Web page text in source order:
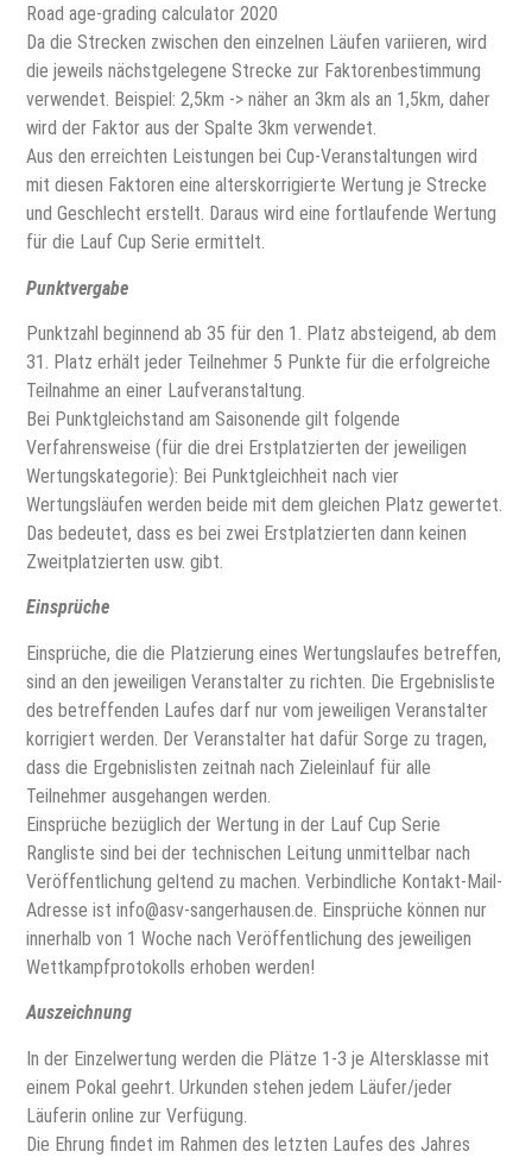
Road age-grading calculator 2020
Da die Strecken zwischen den einzelnen Läufen variieren, wird
die jeweils nächstgelegene Strecke zur Faktorenbestimmung
verwendet. Beispiel: 2,5km -> näher an 3km als an 1,5km, daher
wird der Faktor aus der Spalte 3km verwendet.
Aus den erreichten Leistungen bei Cup-Veranstaltungen wird
mit diesen Faktoren eine alterskorrigierte Wertung je Strecke
und Geschlecht erstellt. Daraus wird eine fortlaufende Wertung
für die Lauf Cup Serie ermittelt.
Punktvergabe
Punktzahl beginnend ab 35 für den 1. Platz absteigend, ab dem
31. Platz erhält jeder Teilnehmer 5 Punkte für die erfolgreiche
Teilnahme an einer Laufveranstaltung.
Bei Punktgleichstand am Saisonende gilt folgende
Verfahrensweise (für die drei Erstplatzierten der jeweiligen
Wertungskategorie): Bei Punktgleichheit nach vier
Wertungsläufen werden beide mit dem gleichen Platz gewertet.
Das bedeutet, dass es bei zwei Erstplatzierten dann keinen
Zweitplatzierten usw. gibt.
Einsprüche
Einsprüche, die die Platzierung eines Wertungslaufes betreffen,
sind an den jeweiligen Veranstalter zu richten. Die Ergebnisliste
des betreffenden Laufes darf nur vom jeweiligen Veranstalter
korrigiert werden. Der Veranstalter hat dafür Sorge zu tragen,
dass die Ergebnislisten zeitnah nach Zieleinlauf für alle
Teilnehmer ausgehangen werden.
Einsprüche bezüglich der Wertung in der Lauf Cup Serie
Rangliste sind bei der technischen Leitung unmittelbar nach
Veröffentlichung geltend zu machen. Verbindliche Kontakt-Mail-
Adresse ist info@asv-sangerhausen.de. Einsprüche können nur
innerhalb von 1 Woche nach Veröffentlichung des jeweiligen
Wettkampfprotokolls erhoben werden!
Auszeichnung
In der Einzelwertung werden die Plätze 1-3 je Altersklasse mit
einem Pokal geehrt. Urkunden stehen jedem Läufer/jeder
Läuferin online zur Verfügung.
Die Ehrung findet im Rahmen des letzten Laufes des Jahres